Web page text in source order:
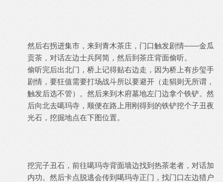
然后右拐进集市，来到青木茶庄，门口触发剧情——金瓜
贡茶，对话左边士兵阿简，然后到茶庄背面偷听。
偷听完后出北门，桥上记得贴右边走，因为桥上有步玺手
剧情，要狂值需要打场战斗所以要避开（走狷则无所谓，
触发后选不管）。然后来到木府墓地左门边拿个铁铲。然
后向北去噶玛寺，顺便在路上用刚得到的铁铲挖个子丑夜
光石，挖掘地点在下图位置。
挖完子丑石，前往噶玛寺背面墙边找到热茶老者，对话加
内功。然后卡点脱逃会传到噶玛寺正门，找门口左边猎户